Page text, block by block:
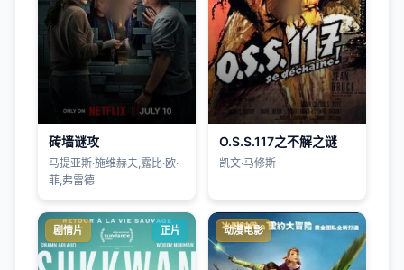
砖墙谜攻
马提亚斯·施维赫夫,露比·欧·
菲,弗雷德
O.S.S.117之不解之谜
凯文·马修斯
剧情片 正片 动漫电影